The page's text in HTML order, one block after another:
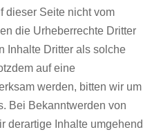
dieser Seite nicht vom
die Urheberrechte Dritter
Inhalte Dritter als solche
auf eine
werden, bitten wir um
Bei Bekanntwerden von
derartige Inhalte umgehend